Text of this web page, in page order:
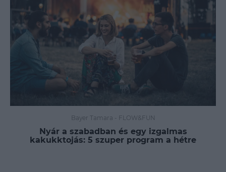
Bayer Tamara - FLOW&FUN
Nyár a szabadban és egy izgalmas
kakukktojás: 5 szuper program a hétre